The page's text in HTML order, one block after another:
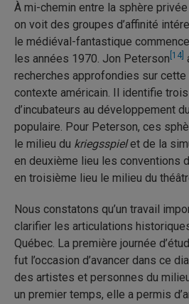
À mi-chemin entre la sphère
on voit des groupes d’affinité
le médiéval-fantastique
les années 1970. Jon Peterson [14]
recherches approfondies sur
contexte américain. Il identifie
d’incubateurs au développement
populaire. Pour Peterson, ces
le milieu du kriegsspielet de la
en deuxième lieu les conventions
en troisième lieu le milieu du
Nous constatons qu’un travail
clarifier les articulations
Québec. La première journée
fut l’occasion d’avancer dans ce
des artistes et personnes du
un premier temps, elle a permis